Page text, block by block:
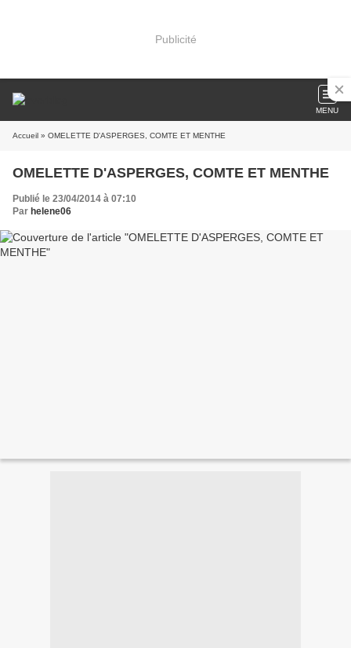
Publicité
MENU
Accueil » OMELETTE D'ASPERGES, COMTE ET MENTHE
OMELETTE D'ASPERGES, COMTE ET MENTHE
Publié le 23/04/2014 à 07:10
Par helene06